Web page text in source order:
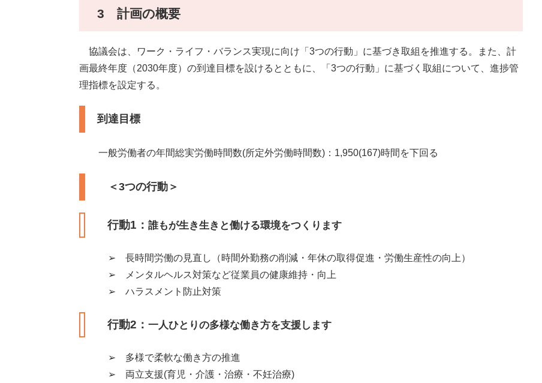
3 計画の概要
協議会は、ワーク・ライフ・バランス実現に向け「3つの行動」に基づき取組を推進する。また、計
画最終年度（2030年度）の到達目標を設けるとともに、「3つの行動」に基づく取組について、進捗管
理指標を設定する。
到達目標
一般労働者の年間総実労働時間数(所定外労働時間数)：1,950(167)時間を下回る
＜3つの行動＞
行動1： 誰もが生き生きと働ける環境をつくります​
➢ 長時間労働の見直し（時間外勤務の削減・年休の取得促進・労働生産性の向上）
➢ メンタルヘルス対策など従業員の健康維持・向上
➢ ハラスメント防止対策
行動2： 一人ひとりの多様な働き方を支援します​
➢ 多様で柔軟な働き方の推進
➢ 両立支援(育児・介護・治療・不妊治療)